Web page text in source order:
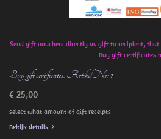
Send gift vouchers directly as gift to recipient,
Buy gift certificates
Buy gift certificates. ArtikelNr: 1
€ 25,00
select what amount of gift receipts
Bekijk details